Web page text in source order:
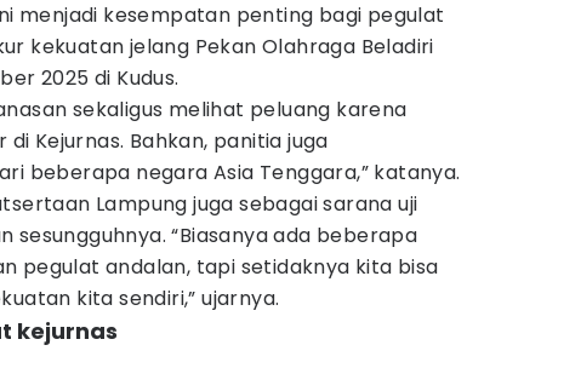
menjadi kesempatan penting bagi pegulat
kekuatan jelang Pekan Olahraga Beladiri
2025 di Kudus.
sekaligus melihat peluang karena
Kejurnas. Bahkan, panitia juga
beberapa negara Asia Tenggara,” katanya.
Lampung juga sebagai sarana uji
sesungguhnya. “Biasanya ada beberapa
pegulat andalan, tapi setidaknya kita bisa
kita sendiri,” ujarnya.
kejurnas